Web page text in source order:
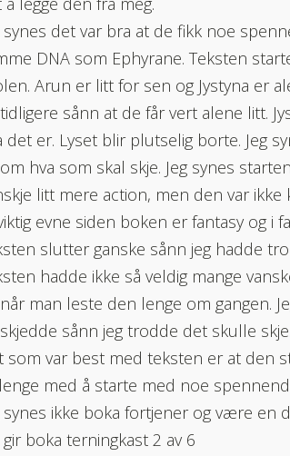
synes det var bra at de fikk noe
DNA som Ephyrane. Teksten
Arun er litt for sen og Jystyna er
sånn at de får vert alene litt.
det er. Lyset blir plutselig borte. Jeg
hva som skal skje. Jeg synes
litt mere action, men den var
evne siden boken er fantasy og i
slutter ganske sånn jeg hadde
hadde ikke så veldig mange
man leste den lenge om gangen.
sånn jeg trodde det skulle skje.
som var best med teksten er at den
med å starte med noe
synes ikke boka fortjener og være en
gir boka terningkast 2 av 6